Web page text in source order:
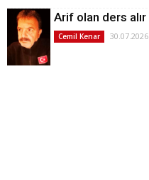
Arif olan ders alır
Cemil Kenar 30.07.2026